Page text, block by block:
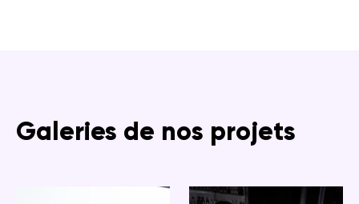
Galeries de nos projets